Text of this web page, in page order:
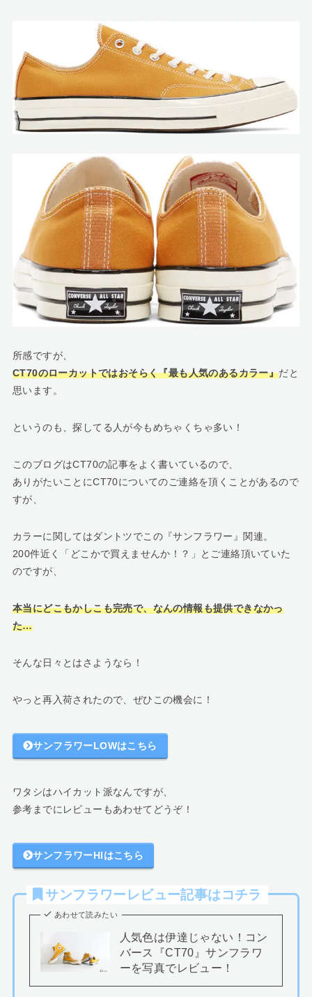
所感ですが、
CT70のローカットではおそらく『最も人気のあるカラー』だと
思います。
というのも、探してる人が今もめちゃくちゃ多い！
このブログはCT70の記事をよく書いているので、
ありがたいことにCT70についてのご連絡を頂くことがあるので
すが、
カラーに関してはダントツでこの『サンフラワー』関連。
200件近く「どこかで買えませんか！？」とご連絡頂いていた
のですが、
本当にどこもかしこも完売で、なんの情報も提供できなかっ
た…
そんな日々とはさようなら！
やっと再入荷されたので、ぜひこの機会に！
サンフラワーLOWはこちら
ワタシはハイカット派なんですが、
参考までにレビューもあわせてどうぞ！
サンフラワーHIはこちら
サンフラワーレビュー記事はコチラ
あわせて読みたい
人気色は伊達じゃない！コン
バース『CT70』サンフラワ
ーを写真でレビュー！